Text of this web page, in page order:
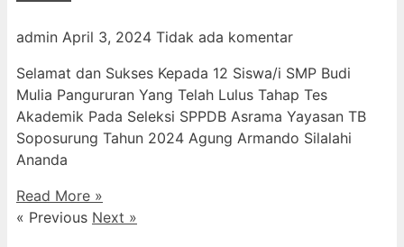
admin April 3, 2024 Tidak ada komentar
Selamat dan Sukses Kepada 12 Siswa/i SMP Budi
Mulia Pangururan Yang Telah Lulus Tahap Tes
Akademik Pada Seleksi SPPDB Asrama Yayasan TB
Soposurung Tahun 2024 Agung Armando Silalahi
⁠Ananda
Read More »
« Previous Next »